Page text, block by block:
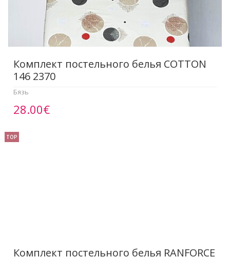
Комплект постельного белья COTTON
146 2370
Бязь
28.00€
TOP
Комплект постельного белья RANFORCE